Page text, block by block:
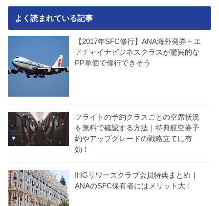
よく読まれている記事
【2017年SFC修行】ANA海外発券＋エ
アチャイナビジネスクラスが驚異的な
PP単価で修行できそう
フライトの予約クラスごとの空席状況
を無料で確認する方法｜特典航空券予
約やアップグレードの戦略立てに有
効！
IHGリワーズクラブ会員特典まとめ｜
ANAのSFC保有者にはメリット大！